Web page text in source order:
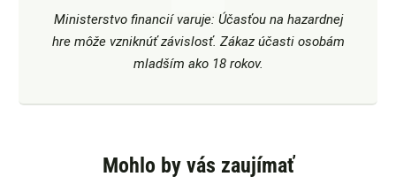
Ministerstvo financií varuje: Účasťou na hazardnej
hre môže vzniknúť závislosť. Zákaz účasti osobám
mladším ako 18 rokov.
Mohlo by vás zaujímať